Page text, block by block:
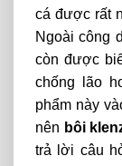
cá được rất
Ngoài công
còn được
chống lão
phẩm này
nên bôi
trả lời câu